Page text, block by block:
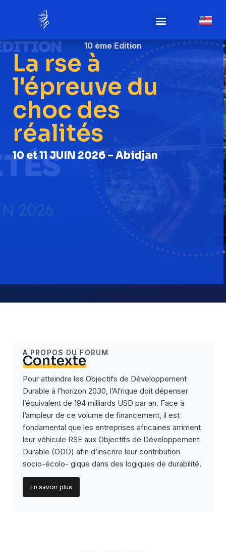
10 ème Edition
La rse à
l'épreuve du
choc des
réalités
10 et 11 JUIN 2026 – Abidjan
A PROPOS DU FORUM
Contexte
Pour atteindre les Objectifs de Développement
Durable à l’horizon 2030, l’Afrique doit dépenser
l’équivalent de 194 milliards USD par an. Face à
l’ampleur de ce volume de financement, il est
fondamental que les entreprises africaines arriment
leur véhicule RSE aux Objectifs de Développement
Durable (ODD) afin d’inscrire leur contribution
socio-écolo- gique dans des logiques de durabilité.
En savoir plus